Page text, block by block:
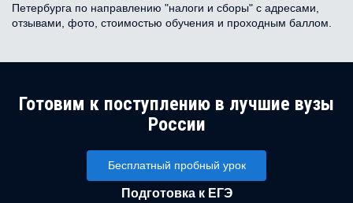
Петербурга по направлению "налоги и сборы" с адресами,
отзывами, фото, стоимостью обучения и проходным баллом.
Готовим к поступлению в лучшие вузы
России
Бесплатный пробный урок
Подготовка к ЕГЭ